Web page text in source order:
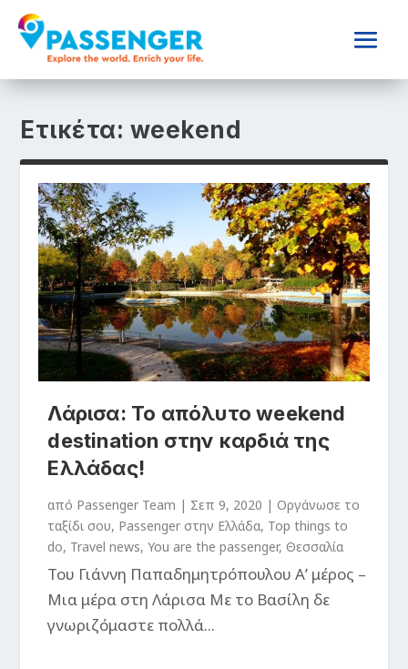
Ετικέτα: weekend
Λάρισα: Το απόλυτο weekend
destination στην καρδιά της
Ελλάδας!
από Passenger Team | Σεπ 9, 2020 |Oργάνωσε το
ταξίδι σου, Passenger στην Ελλάδα, Top things to
do, Travel news,You are the passenger,Θεσσαλία
Του Γιάννη Παπαδημητρόπουλου Α’ μέρος –
Μια μέρα στη Λάρισα Με το Βασίλη δε
γνωριζόμαστε πολλά...